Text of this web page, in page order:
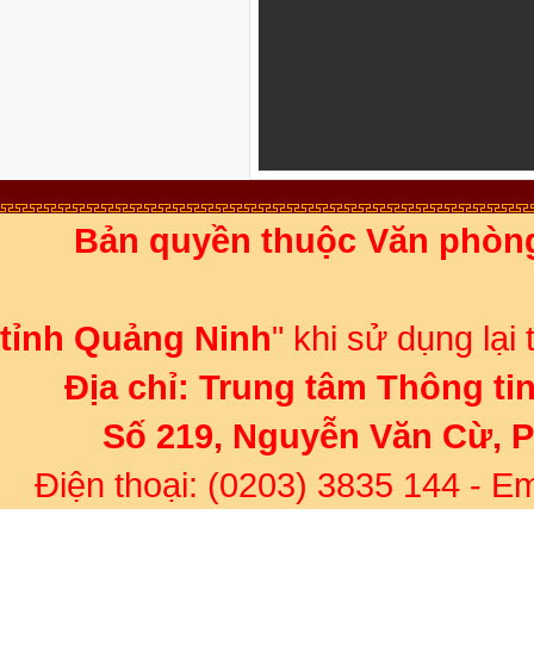
Bản quyền thuộc Văn
tỉnh Quảng Ninh" khi sử dụng lại
Địa chỉ: Trung tâm Thông
Số 219, Nguyễn Văn Cừ,
Điện thoại: (0203) 3835 144 -